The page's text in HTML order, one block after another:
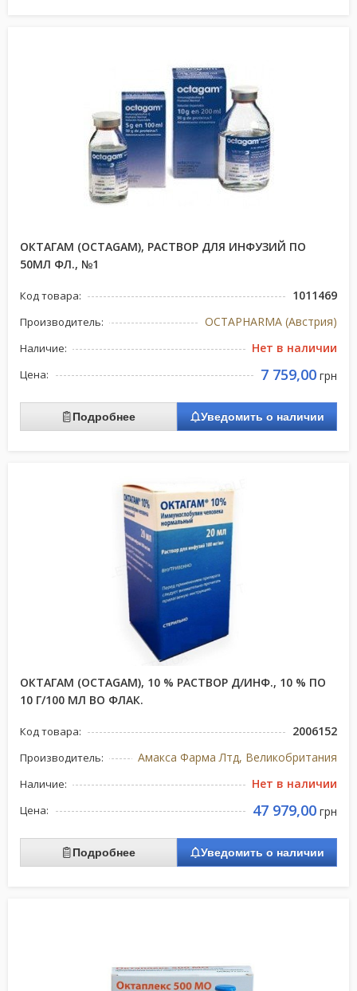
ОКТАГАМ (OCTAGAM), РАСТВОР ДЛЯ ИНФУЗИЙ ПО
50МЛ ФЛ., №1
Код товара: 1011469
Производитель: OCTAPHARMA (Австрия)
Наличие: Нет в наличии
Цена: 7 759,00 грн
Подробнее Уведомить о наличии
ОКТАГАМ (OCTAGAM), 10 % РАСТВОР Д/ИНФ., 10 % ПО
10 Г/100 МЛ ВО ФЛАК.
Код товара: 2006152
Производитель: Амакса Фарма Лтд, Великобритания
Наличие: Нет в наличии
Цена: 47 979,00 грн
Подробнее Уведомить о наличии